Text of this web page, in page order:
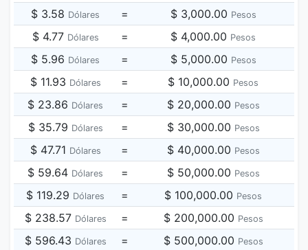
$ 3.58 Dólares = $ 3,000.00 Pesos
$ 4.77 Dólares = $ 4,000.00 Pesos
$ 5.96 Dólares = $ 5,000.00 Pesos
$ 11.93 Dólares = $ 10,000.00 Pesos
$ 23.86 Dólares = $ 20,000.00 Pesos
$ 35.79 Dólares = $ 30,000.00 Pesos
$ 47.71 Dólares = $ 40,000.00 Pesos
$ 59.64 Dólares = $ 50,000.00 Pesos
$ 119.29 Dólares = $ 100,000.00 Pesos
$ 238.57 Dólares = $ 200,000.00 Pesos
$ 596.43 Dólares = $ 500,000.00 Pesos